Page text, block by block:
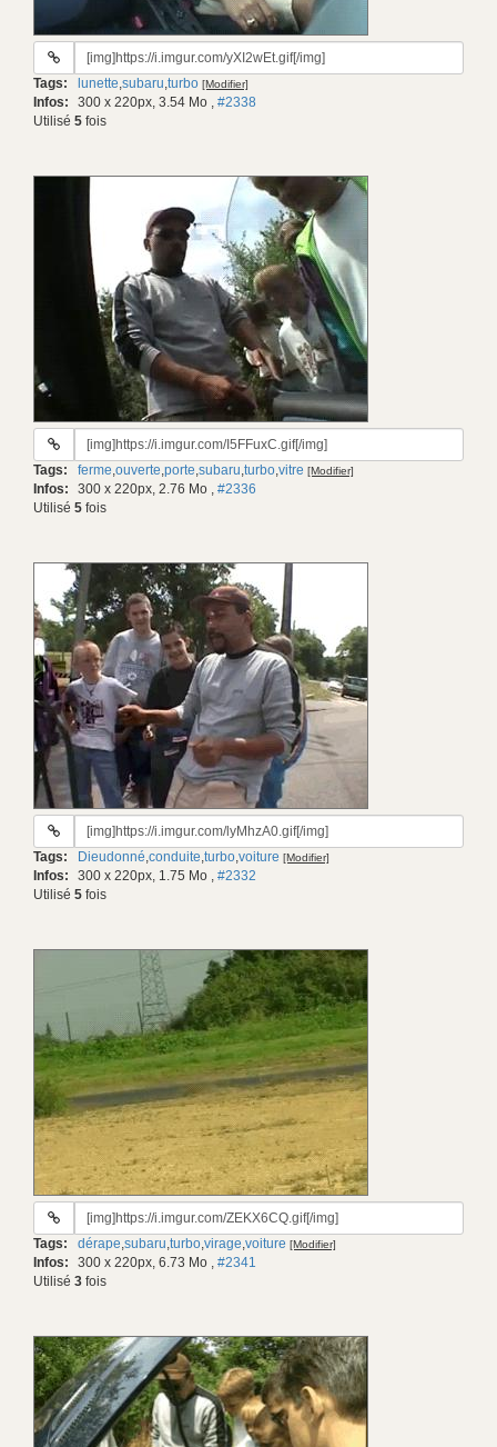
URL
gif:
Tags: lunette,subaru,turbo [Modifier]
Infos: 300 x 220px, 3.54 Mo , #2338
Utilisé 5 fois
URL
gif:
Tags: ferme,ouverte,porte,subaru,turbo,vitre [Modifier]
Infos: 300 x 220px, 2.76 Mo , #2336
Utilisé 5 fois
URL
gif:
Tags: Dieudonné,conduite,turbo,voiture [Modifier]
Infos: 300 x 220px, 1.75 Mo , #2332
Utilisé 5 fois
URL
gif:
Tags: dérape,subaru,turbo,virage,voiture [Modifier]
Infos: 300 x 220px, 6.73 Mo , #2341
Utilisé 3 fois